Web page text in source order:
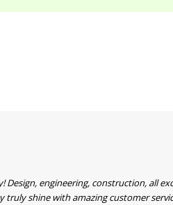
Design, engineering, construction, all
truly shine with amazing customer